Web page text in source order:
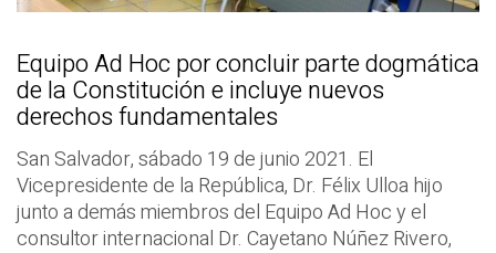
Equipo Ad Hoc por concluir parte dogmática
de la Constitución e incluye nuevos
derechos fundamentales
San Salvador, sábado 19 de junio 2021. El
Vicepresidente de la República, Dr. Félix Ulloa hijo
junto a demás miembros del Equipo Ad Hoc y el
consultor internacional Dr. Cayetano Núñez Rivero,